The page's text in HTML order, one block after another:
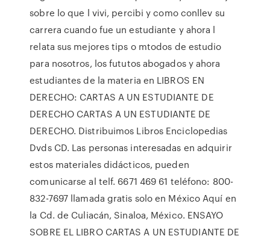
sobre lo que l vivi, percibi y como conllev su
carrera cuando fue un estudiante y ahora l
relata sus mejores tips o mtodos de estudio
para nosotros, los fututos abogados y ahora
estudiantes de la materia en LIBROS EN
DERECHO: CARTAS A UN ESTUDIANTE DE
DERECHO CARTAS A UN ESTUDIANTE DE
DERECHO. Distribuimos Libros Enciclopedias
Dvds CD. Las personas interesadas en adquirir
estos materiales didácticos, pueden
comunicarse al telf. 6671 469 61 teléfono: 800-
832-7697 llamada gratis solo en México Aquí en
la Cd. de Culiacán, Sinaloa, México. ENSAYO
SOBRE EL LIBRO CARTAS A UN ESTUDIANTE DE